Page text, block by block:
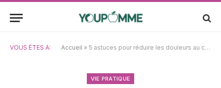
VOUS ÊTES À: Accueil » 5 astuces pour réduire les douleurs au cou lors de l’utilisation de l’iPad
VIE PRATIQUE